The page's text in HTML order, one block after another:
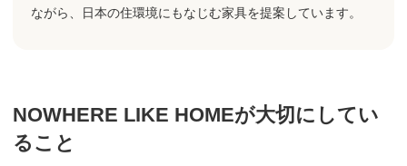
ながら、日本の住環境にもなじむ家具を提案しています。
NOWHERE LIKE HOMEが大切にしてい
ること